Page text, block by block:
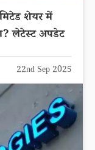
शेयर में
लेटेस्ट अपडेट
22nd Sep 2025